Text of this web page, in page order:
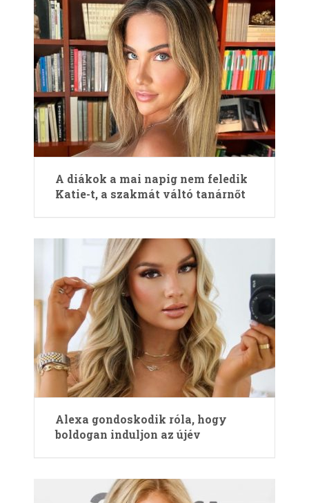
A diákok a mai napig nem feledik
Katie-t, a szakmát váltó tanárnőt
Alexa gondoskodik róla, hogy
boldogan induljon az újév